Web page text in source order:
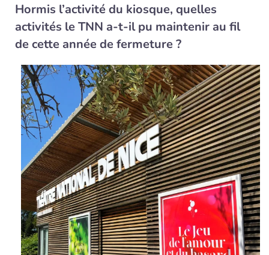
Hormis l’activité du kiosque, quelles
activités le TNN a-t-il pu maintenir au fil
de cette année de fermeture ?